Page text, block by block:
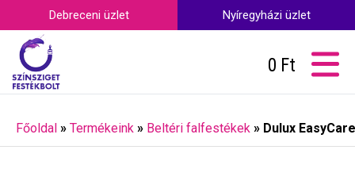
Debreceni üzlet Nyíregyházi üzlet
0 Ft
Főoldal » Termékeink » Beltéri falfestékek » Dulux